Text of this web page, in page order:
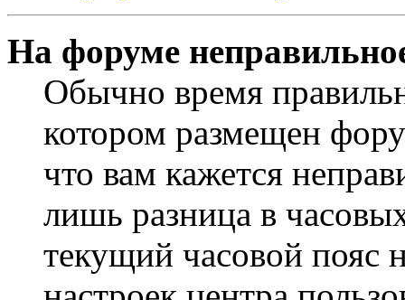
На форуме
Обычно время
котором размещен
что вам кажется
лишь разница в
текущий часовой пояс